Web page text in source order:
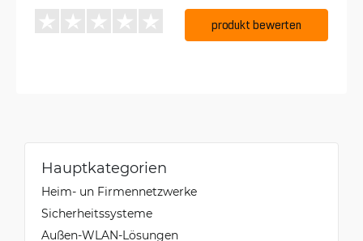
produkt bewerten
Hauptkategorien
Heim- un Firmennetzwerke
Sicherheitssysteme
Außen-WLAN-Lösungen